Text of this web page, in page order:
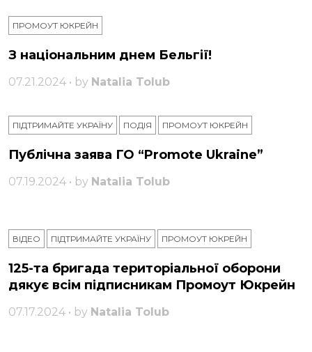
ПРОМОУТ ЮКРЕЙН
З національним днем ​​Бельгії!
07.21.2024 • by Natalia Tolub
ПІДТРИМАЙТЕ УКРАЇНУ ПОДІЯ ПРОМОУТ ЮКРЕЙН
Публічна заява ГО “Promote Ukraine”
07.19.2024 • by Natalia Tolub
ВІДЕО ПІДТРИМАЙТЕ УКРАЇНУ ПРОМОУТ ЮКРЕЙН
125-та бригада територіальної оборони
дякує всім підписникам Промоут Юкрейн
07.17.2024 • by Natalia Tolub